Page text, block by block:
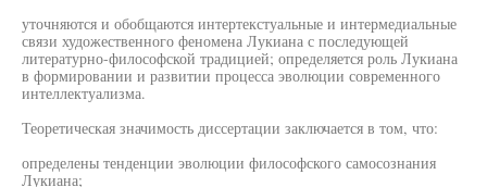
уточняются и обобщаются интертекстуальные и интермедиальные
связи художественного феномена Лукиана с последующей
литературно-философской традицией; определяется роль Лукиана
в формировании и развитии процесса эволюции современного
интеллектуализма.
Теоретическая значимость диссертации заключается в том, что:
определены тенденции эволюции философского самосознания
Лукиана;